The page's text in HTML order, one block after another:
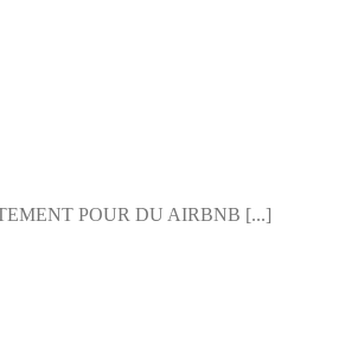
POUR DU AIRBNB [...]